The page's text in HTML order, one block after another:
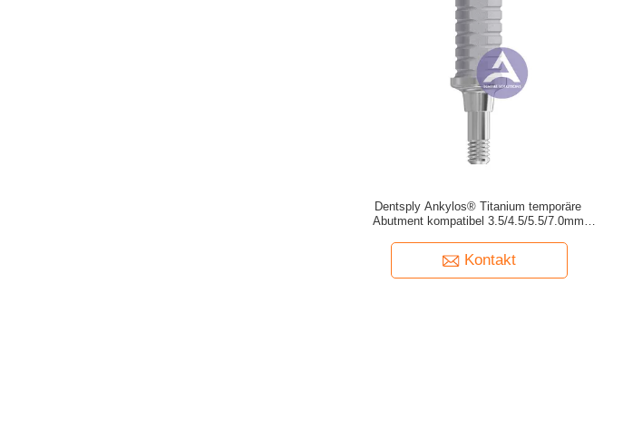
Dentsply Ankylos® Titanium temporäre
Abutment kompatibel 3.5/4.5/5.5/7.0mm
Kontakt